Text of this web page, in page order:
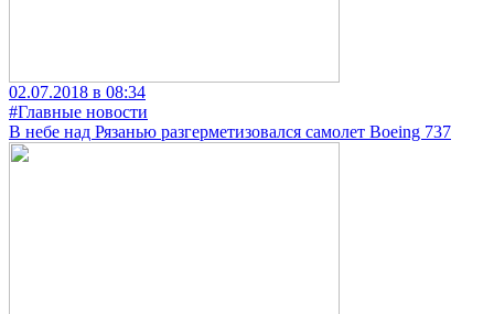
02.07.2018 в 08:34
#Главные новости
В небе над Рязанью разгерметизовался самолет Boeing 737